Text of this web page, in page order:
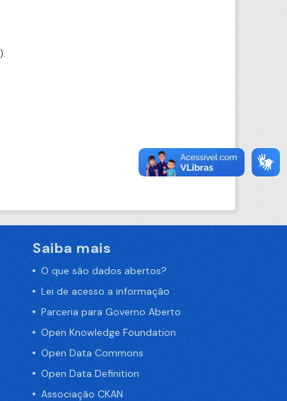
).
Saiba mais
O que são dados abertos?
Lei de acesso a informação
Parceria para Governo Aberto
Open Knowledge Foundation
Open Data Commons
Open Data Definition
Associação CKAN